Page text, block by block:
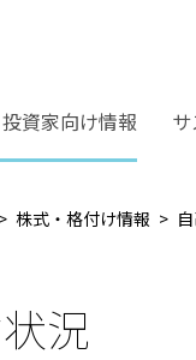
資家向け情報
株式・格付け情報
況